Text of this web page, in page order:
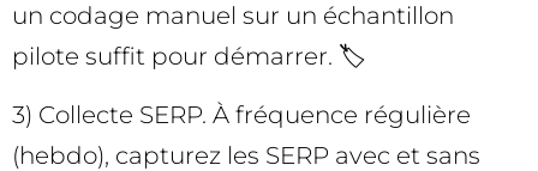
un codage manuel sur un échantillon
pilote suffit pour démarrer. 🏷️
3) Collecte SERP. À fréquence régulière
(hebdo), capturez les SERP avec et sans